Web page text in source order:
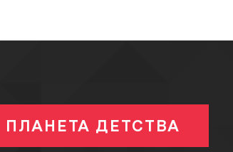
ПЛАНЕТА ДЕТСТВА